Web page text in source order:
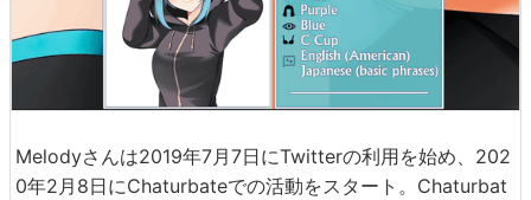
Melodyさんは2019年7月7日にTwitterの利用を始め、202
0年2月8日にChaturbateでの活動をスタート。Chaturbat